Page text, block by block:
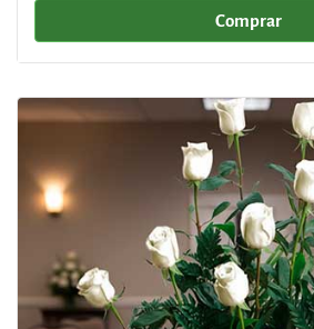
Comprar